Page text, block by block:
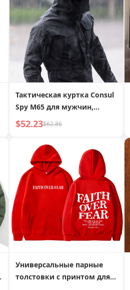
Тактическая куртка Consul
Spy M65 для мужчин,
весна-осень,
ветрозащитное пальто
средней длины
$52.23$62.86
Универсальные парные
толстовки с принтом для